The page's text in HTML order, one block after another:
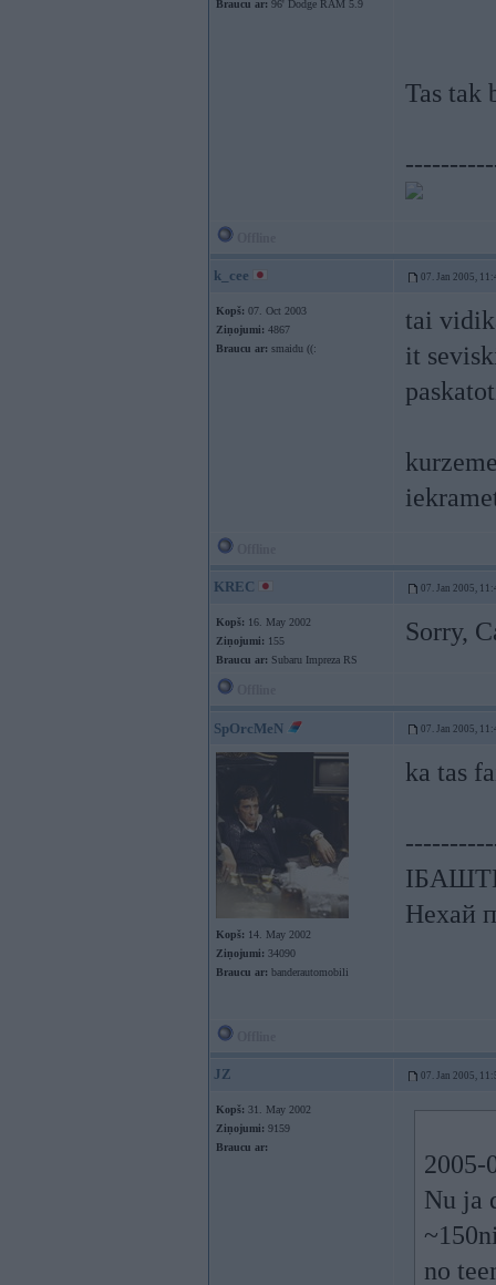
Braucu ar: 96' Dodge RAM 5.9
Tas tak
k_cee 07. Jan 2005,
Kopš: 07. Oct 2003
Ziņojumi: 4867
Braucu ar: smaidu ((:
tai
it
KREC 07. Jan 2005,
Kopš: 16. May 2002
Ziņojumi: 155
Braucu ar: Subaru Impreza RS
Sorry,
SpOrcMeN 07. Jan 2005,
Kopš: 14. May 2002
Ziņojumi: 34090
Braucu ar: banderautomobili
ka tas
Нехай
JZ 07. Jan 2005,
Kopš: 31. May 2002
Ziņojumi: 9159
Braucu ar:
2005-
Nu ja
no